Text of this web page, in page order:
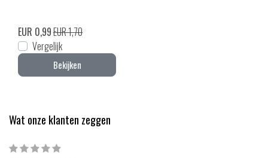
EUR 0,99EUR 1,70
Vergelijk
Bekijken
Wat onze klanten zeggen